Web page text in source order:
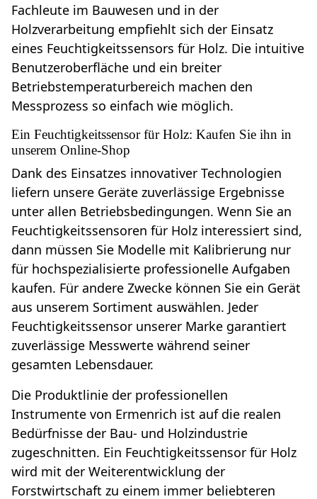
Fachleute im Bauwesen und in der
Holzverarbeitung empfiehlt sich der Einsatz
eines Feuchtigkeitssensors für Holz. Die intuitive
Benutzeroberfläche und ein breiter
Betriebstemperaturbereich machen den
Messprozess so einfach wie möglich.
Ein Feuchtigkeitssensor für Holz: Kaufen Sie ihn in
unserem Online-Shop
Dank des Einsatzes innovativer Technologien
liefern unsere Geräte zuverlässige Ergebnisse
unter allen Betriebsbedingungen. Wenn Sie an
Feuchtigkeitssensoren für Holz interessiert sind,
dann müssen Sie Modelle mit Kalibrierung nur
für hochspezialisierte professionelle Aufgaben
kaufen. Für andere Zwecke können Sie ein Gerät
aus unserem Sortiment auswählen. Jeder
Feuchtigkeitssensor unserer Marke garantiert
zuverlässige Messwerte während seiner
gesamten Lebensdauer.
Die Produktlinie der professionellen
Instrumente von Ermenrich ist auf die realen
Bedürfnisse der Bau- und Holzindustrie
zugeschnitten. Ein Feuchtigkeitssensor für Holz
wird mit der Weiterentwicklung der
Forstwirtschaft zu einem immer beliebteren